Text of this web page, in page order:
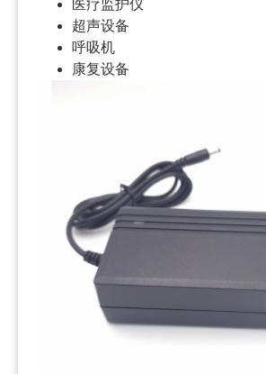
医疗监护仪
超声设备
呼吸机
康复设备